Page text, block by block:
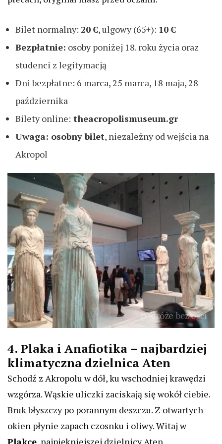
Bilet normalny: 20 €, ulgowy (65+): 10 €
Bezpłatnie: osoby poniżej 18. roku życia oraz
studenci z legitymacją
Dni bezpłatne: 6 marca, 25 marca, 18 maja, 28
października
Bilety online: theacropolismuseum.gr
Uwaga: osobny bilet, niezależny od wejścia na
Akropol
4. Plaka i Anafiotika – najbardziej
klimatyczna dzielnica Aten
Schodź z Akropolu w dół, ku wschodniej krawędzi
wzgórza. Wąskie uliczki zaciskają się wokół ciebie.
Bruk błyszczy po porannym deszczu. Z otwartych
okien płynie zapach czosnku i oliwy. Witaj w